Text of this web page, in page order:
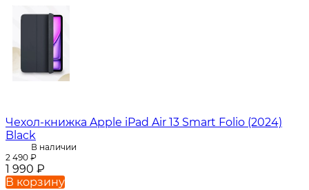
Чехол-книжка Apple iPad Air 13 Smart Folio (2024)
Black
В наличии
2 490 ₽
1 990 ₽
В корзину